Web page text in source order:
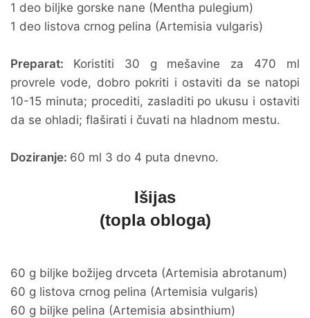
1 deo biljke gorske nane (Mentha pulegium)
1 deo listova crnog pelina (Artemisia vulgaris)
Preparat: Koristiti 30 g mešavine za 470 ml
provrele vode, dobro pokriti i ostaviti da se natopi
10-15 minuta; procediti, zasladiti po ukusu i ostaviti
da se ohladi; flaširati i čuvati na hladnom mestu.
Doziranje: 60 ml 3 do 4 puta dnevno.
Išijas
(topla obloga)
60 g biljke božijeg drvceta (Artemisia abrotanum)
60 g listova crnog pelina (Artemisia vulgaris)
60 g biljke pelina (Artemisia absinthium)